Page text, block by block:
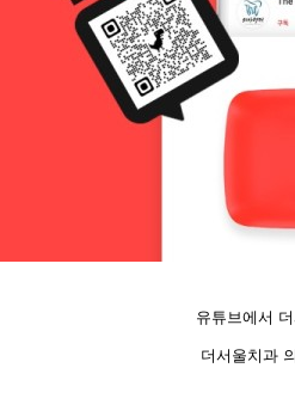
유튜브에서
더서울치과